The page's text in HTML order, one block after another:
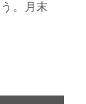
。月末